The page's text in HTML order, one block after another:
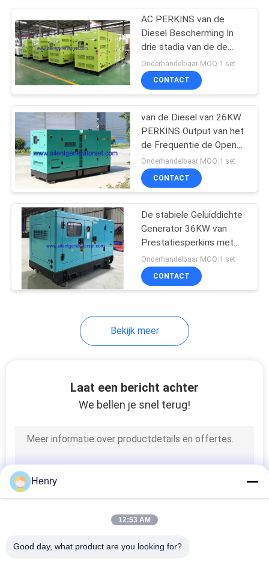
AC PERKINS van de
Diesel Bescherming In
drie stadia van de de
Oliedruk Generatorreeks
de Lage
Onderhandelbaar MOQ:1 set
CONTACT
van de Diesel van 26KW
PERKINS Output van het
de Frequentie de Open
Controlemechanisme
Generatorreeks 50HZ
Onderhandelbaar MOQ:1 set
CONTACT
De stabiele Geluiddichte
Generator 36KW van
Prestatiesperkins met
Water Gekoeld Systeem
Onderhandelbaar MOQ:1 set
CONTACT
Bekijk meer
Laat een bericht achter
We bellen je snel terug!
Henry
12:53 AM
Good day, what product are you looking for?